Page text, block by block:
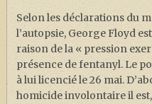
Selon les déclarations du
l’autopsie, George Floyd
raison de la « pression
présence de fentanyl. Le
à lui licencié le 26 mai.
homicide involontaire il